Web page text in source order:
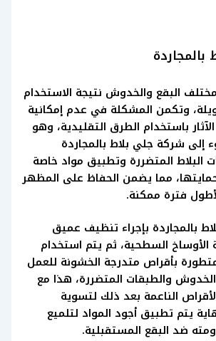
البقع والخدوش نتيجة الاستخدام
وتكمن المشكلة في عدم إمكانية
باستخدام الطرق التقليدية، وهو
إلى شركة جلي بلاط بالمجاردة
المتضررة وتطبيق مواد خاصة
مما يضمن الحفاظ على المظهر
فترة ممكنة.
بالمجاردة بإجراء تنظيف عميق
الأوساخ السطحية، ثم يتم استخدام
بأقراص متدرجة الخشونة للعمل
والطبقات المتضررة، هذا مع
الناعمة بعد ذلك لتسوية
يتم تطبيق أجود المواد لتلميع
ضد البقع المستقبلية.